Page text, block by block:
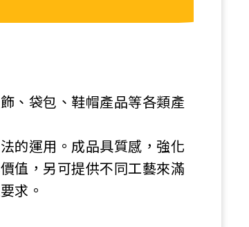
、袋包、鞋帽產品等各類產
的運用。成品具質感，強化
值，另可提供不同工藝來滿
求。